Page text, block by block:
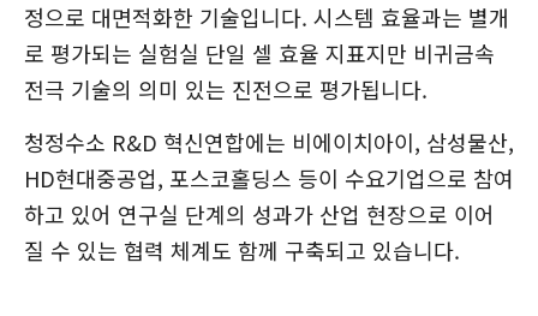
정으로 대면적화한 기술입니다. 시스템 효율과는 별개
로 평가되는 실험실 단일 셀 효율 지표지만 비귀금속
전극 기술의 의미 있는 진전으로 평가됩니다.
청정수소 R&D 혁신연합에는 비에이치아이, 삼성물산,
HD현대중공업, 포스코홀딩스 등이 수요기업으로 참여
하고 있어 연구실 단계의 성과가 산업 현장으로 이어
질 수 있는 협력 체계도 함께 구축되고 있습니다.